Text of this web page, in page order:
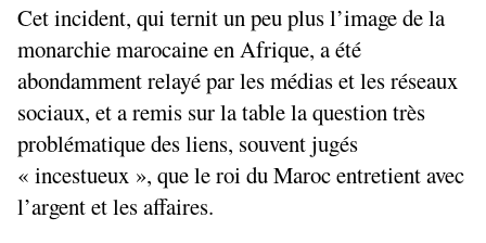
Cet incident, qui ternit un peu plus l’image de la
monarchie marocaine en Afrique, a été
abondamment relayé par les médias et les réseaux
sociaux, et a remis sur la table la question très
problématique des liens, souvent jugés
« incestueux », que le roi du Maroc entretient avec
l’argent et les affaires.